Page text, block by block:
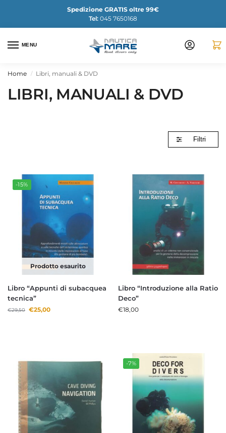
Spedizione GRATIS oltre 99€
Tel: 045 7650168
MENU
Home / Libri, manuali & DVD
LIBRI, MANUALI & DVD
Filtri
-15%
Prodotto esaurito
Libro “Appunti di subacquea
tecnica”
€29,50 €25,00
Libro “Introduzione alla Ratio
Deco”
€18,00
-7%